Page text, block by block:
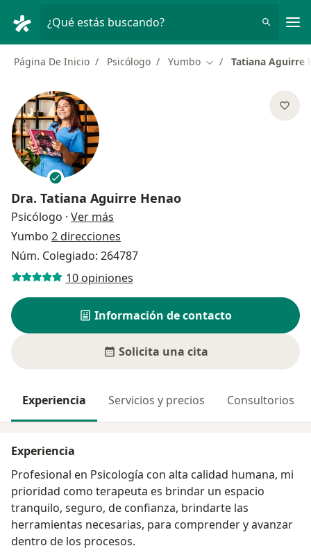
¿Qué estás buscando?
Página De Inicio Psicólogo Yumbo Cambiar de ciudad
Tatiana Aguirre
Dra. Tatiana Aguirre Henao
Psicólogo · Ver más
Yumbo 2 direcciones
Núm. Colegiado: 264787
10 opiniones
Información de contacto
Solicita una cita
Experiencia Servicios y precios Consultorios
Experiencia
Profesional en Psicología con alta calidad humana, mi
prioridad como terapeuta es brindar un espacio
tranquilo, seguro, de confianza, brindarte las
herramientas necesarias, para comprender y avanzar
dentro de los procesos.